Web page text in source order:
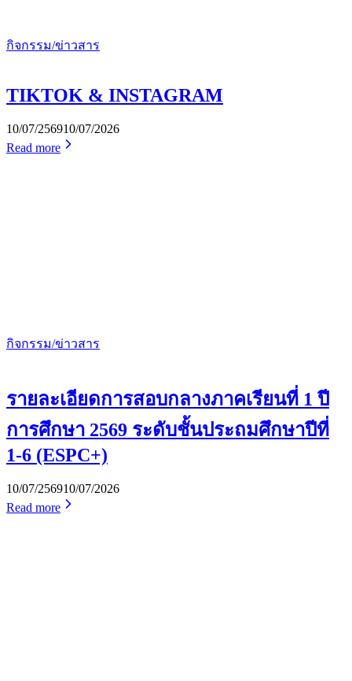
กิจกรรม/ข่าวสาร
TIKTOK & INSTAGRAM
10/07/256910/07/2026
Read more
กิจกรรม/ข่าวสาร
รายละเอียดการสอบกลางภาคเรียนที่ 1 ปี
การศึกษา 2569 ระดับชั้นประถมศึกษาปีที่
1-6 (ESPC+)
10/07/256910/07/2026
Read more